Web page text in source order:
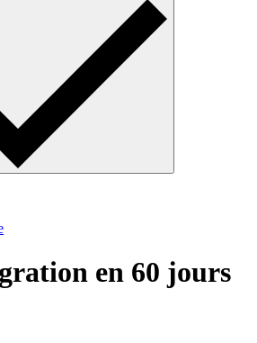
en 60 jours